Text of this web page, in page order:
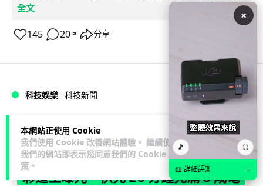
本網站正使用 Cookie
我們使用 Cookie 改善網站體驗。 繼續使用
我們的網站即表示您同意我們的 Cookie 政
策 。
全文
145 20 ↗ 分享
科技娛樂 科技新聞
duncan 2 日
Audi 最慳電量產車現身 A2 e-tron 迷
彩造型曝光 快充 26 分鐘充滿 8 成電
×
🎵 ⛶
📖 詳細評測 →